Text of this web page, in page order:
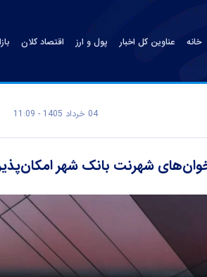
خانه عناوین کل اخبار پول و ارز اقتصاد کلان
04 خرداد 1405 - 11:09
شهرنت بانک شهر